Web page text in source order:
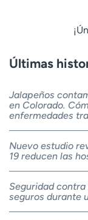
Últimas
Jalapeños
en Colorado.
enfermedades
Nuevo estudio
19 reducen las
Seguridad contra
seguros durante